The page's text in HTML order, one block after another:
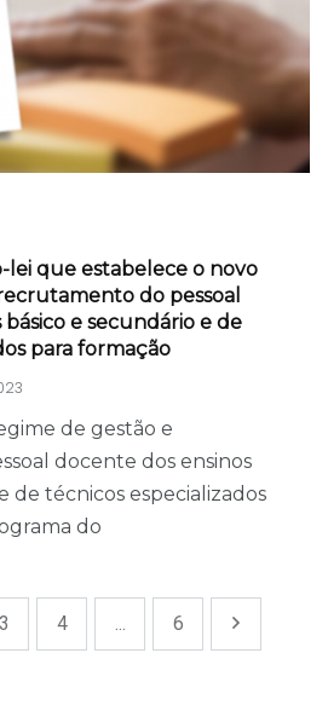
que estabelece o novo
do pessoal
e secundário e de
para formação
de gestão e
docente dos ensinos
de técnicos especializados
do
3 4 ... 6